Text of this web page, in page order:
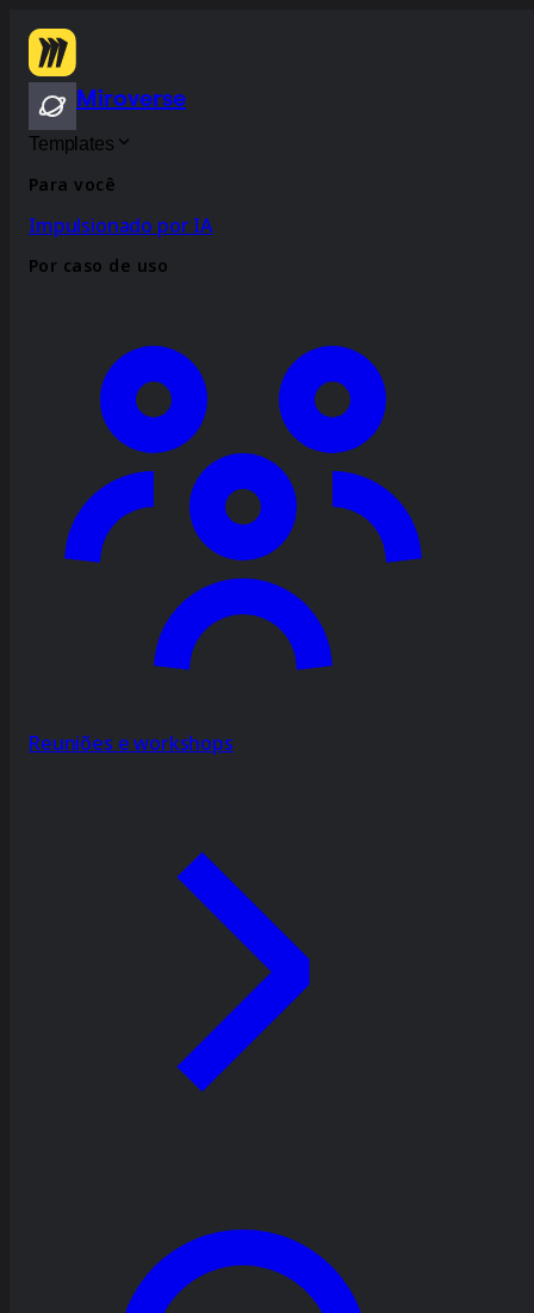
Miroverse
Templates
Para você
Impulsionado por IA
Por caso de uso
Reuniões e workshops